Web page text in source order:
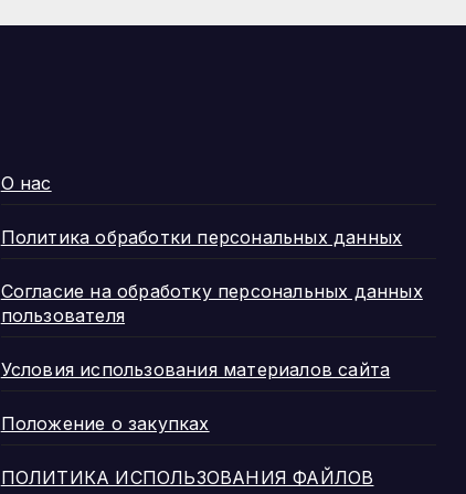
О нас
Политика обработки персональных данных
Согласие на обработку персональных данных
пользователя
Условия использования материалов сайта
Положение о закупках
ПОЛИТИКА ИСПОЛЬЗОВАНИЯ ФАЙЛОВ